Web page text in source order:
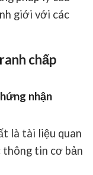
giới với các
chấp
nhận
là tài liệu quan
thông tin cơ bản